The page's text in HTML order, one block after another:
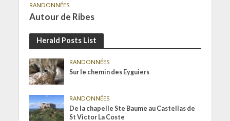
RANDONNÉES
Autour de Ribes
Herald Posts List
RANDONNÉES
Sur le chemin des Eyguiers
RANDONNÉES
De la chapelle Ste Baume au Castellas de
St Victor La Coste